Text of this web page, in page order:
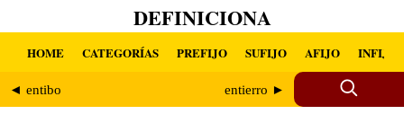
DEFINICIONA
HOME CATEGORÍAS PREFIJO SUFIJO AFIJO INFIJO
◄ entibo entierro ►